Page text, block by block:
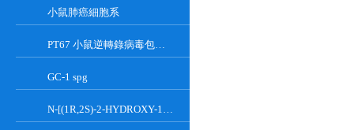
小鼠肺癌細胞系
PT67 小鼠逆轉錄病毒包裝細胞系
GC-1 spg
N-[(1R,2S)-2-HYDROXY-1-HYDROXYMETHYL-2-(2-TRIDECYL-1-CYCLOPROPENYL)ETHYL]OCT;GT-11